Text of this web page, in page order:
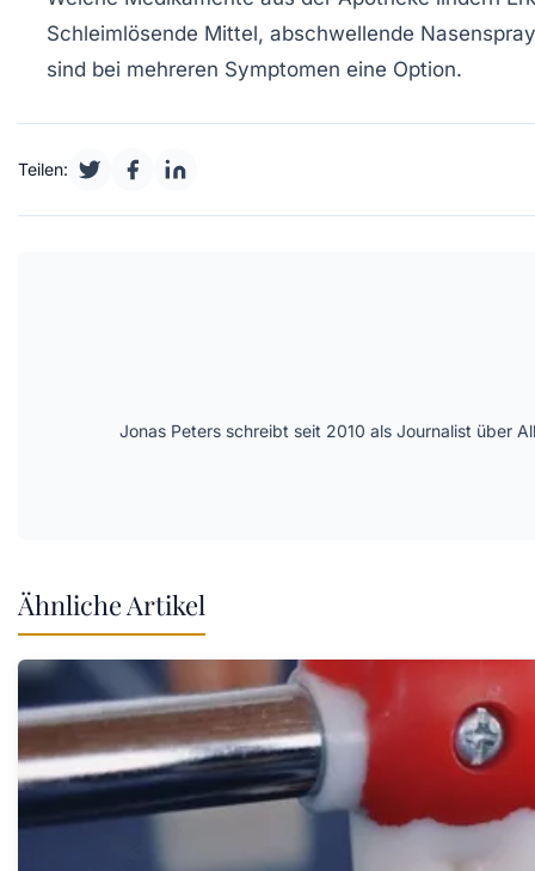
Schleimlösende Mittel, abschwellende
sind bei mehreren Symptomen eine Option.
Teilen:
Jonas Peters schreibt seit 2010 als Journalist über
Ähnliche Artikel